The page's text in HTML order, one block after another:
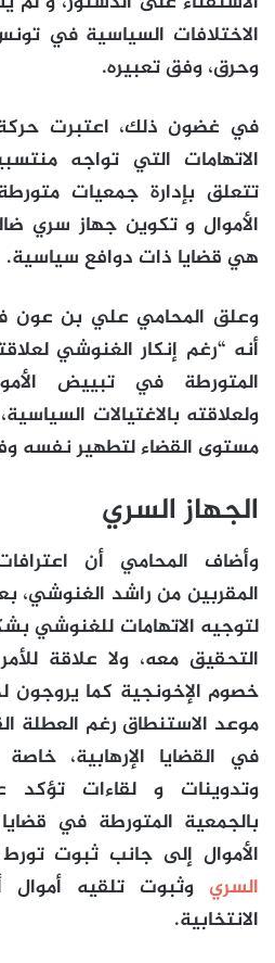
الاختلافات السياسية في
وحرق، وفق تعبيره.
في غضون ذلك، اعتبرت حركة
الاتهامات التي تواجه
تتعلق بإدارة جمعيات
الأموال و تكوين جهاز سري
هي قضايا ذات دوافع سياسية.
وعلق المحامي علي بن عون
أنه “رغم إنكار الغنوشي
المتورطة في تبييض
ولعلاقته بالاغتيالات
مستوى القضاء لتطهير نفسه
الجهاز السري
وأضاف المحامي أن
المقربين من راشد الغنوشي،
لتوجيه الاتهامات للغنوشي
التحقيق معه، ولا علاقة
خصوم الإخونجية كما يروجون
موعد الاستنطاق رغم العطلة
في القضايا الإرهابية،
وتدوينات و لقاءات تؤكد
بالجمعية المتورطة في
الأموال إلى جانب ثبوت
السري وثبوت تلقيه أموال
الانتخابية.